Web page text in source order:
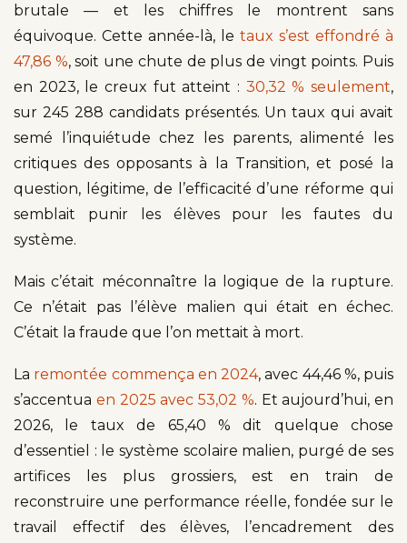
brutale — et les chiffres le montrent sans
équivoque. Cette année-là, le taux s’est effondré à
47,86 %, soit une chute de plus de vingt points. Puis
en 2023, le creux fut atteint : 30,32 % seulement,
sur 245 288 candidats présentés. Un taux qui avait
semé l’inquiétude chez les parents, alimenté les
critiques des opposants à la Transition, et posé la
question, légitime, de l’efficacité d’une réforme qui
semblait punir les élèves pour les fautes du
système.
Mais c’était méconnaître la logique de la rupture.
Ce n’était pas l’élève malien qui était en échec.
C’était la fraude que l’on mettait à mort.
La remontée commença en 2024, avec 44,46 %, puis
s’accentua en 2025 avec 53,02 %. Et aujourd’hui, en
2026, le taux de 65,40 % dit quelque chose
d’essentiel : le système scolaire malien, purgé de ses
artifices les plus grossiers, est en train de
reconstruire une performance réelle, fondée sur le
travail effectif des élèves, l’encadrement des